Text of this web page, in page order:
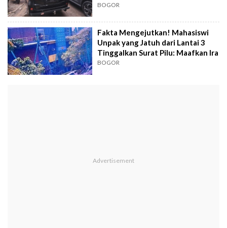
BOGOR
Fakta Mengejutkan! Mahasiswi
Unpak yang Jatuh dari Lantai 3
Tinggalkan Surat Pilu: Maafkan Ira
BOGOR